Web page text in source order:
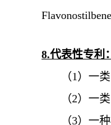
8.代表性专利：
（1）一
（2）一
（3）一